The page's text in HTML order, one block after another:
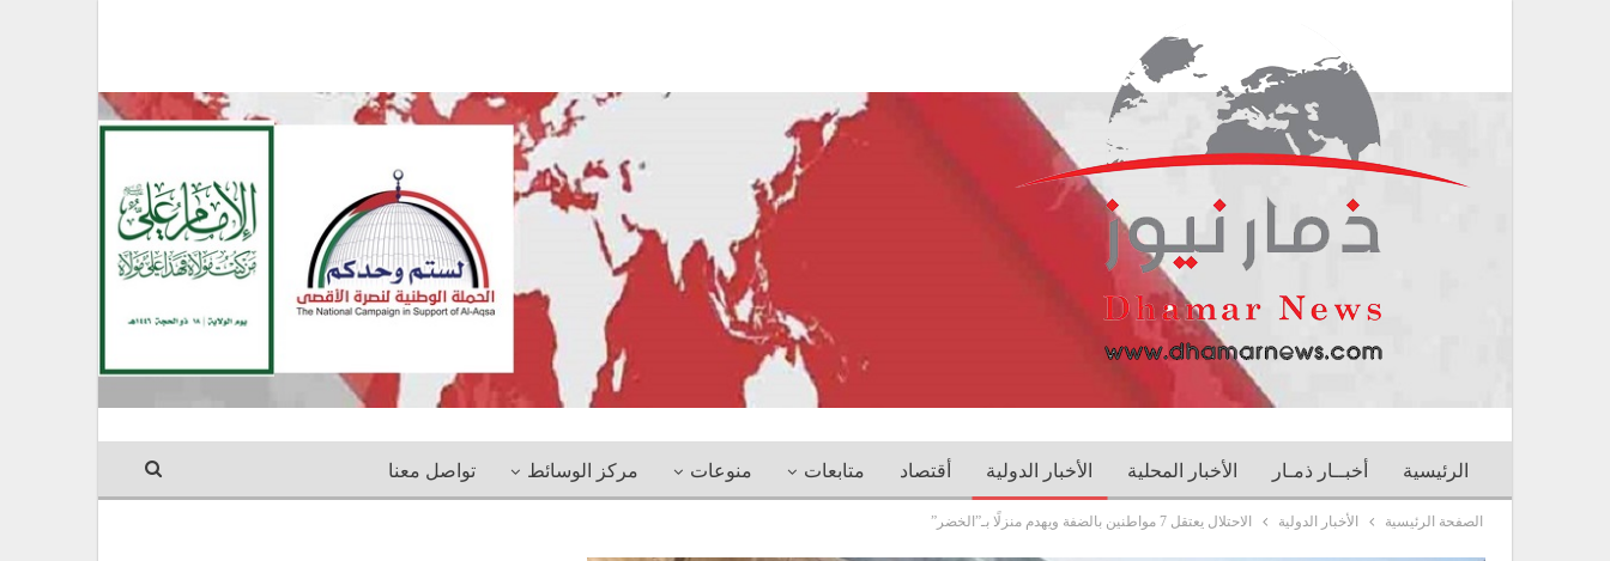
الرئيسية أخبــار ذمـار الأخبار المحلية الأخبار الدولية أقتصاد متابعات منوعات مركز الوسائط تواصل معنا
الصفحة الرئيسية الأخبار الدولية الاحتلال يعتقل 7 مواطنين بالضفة ويهدم منزلًا بـ”الخضر”